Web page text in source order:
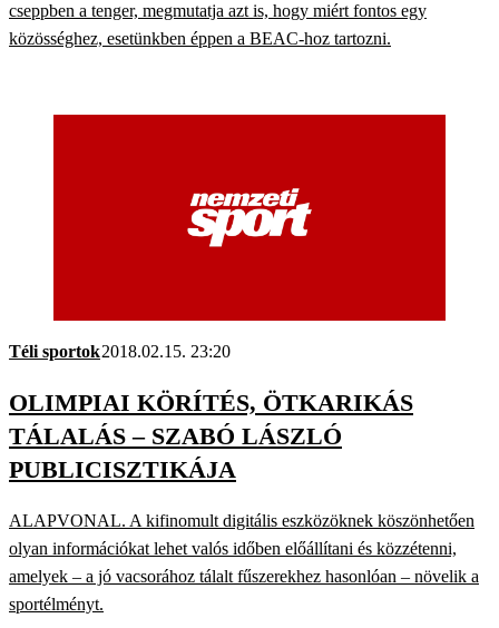
cseppben a tenger, megmutatja azt is, hogy miért fontos egy
közösséghez, esetünkben éppen a BEAC-hoz tartozni.
Téli sportok2018.02.15. 23:20
OLIMPIAI KÖRÍTÉS, ÖTKARIKÁS
TÁLALÁS – SZABÓ LÁSZLÓ
PUBLICISZTIKÁJA
ALAPVONAL. A kifinomult digitális eszközöknek köszönhetően
olyan információkat lehet valós időben előállítani és közzétenni,
amelyek – a jó vacsorához tálalt fűszerekhez hasonlóan – növelik a
sportélményt.